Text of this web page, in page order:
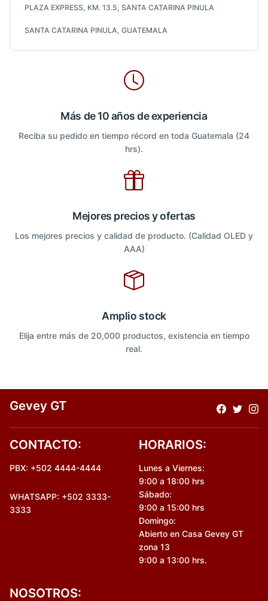
PLAZA EXPRESS, KM. 13.5, SANTA CATARINA PINULA
SANTA CATARINA PINULA, GUATEMALA
Más de 10 años de experiencia
Reciba su pedido en tiempo récord en toda Guatemala (24
hrs).
Mejores precios y ofertas
Los mejores precios y calidad de producto. (Calidad OLED y
AAA)
Amplio stock
Elija entre más de 20,000 productos, existencia en tiempo
real.
Gevey GT
CONTACTO:
PBX: +502 4444-4444
WHATSAPP: +502 3333-
3333
HORARIOS:
Lunes a Viernes:
9:00 a 18:00 hrs
Sábado:
9:00 a 15:00 hrs
Domingo:
Abierto en Casa Gevey GT
zona 13
9:00 a 13:00 hrs.
NOSOTROS: